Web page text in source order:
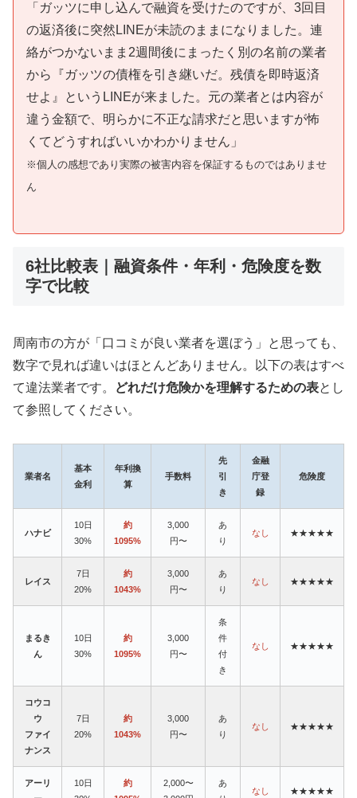
「ガッツに申し込んで融資を受けたのですが、3回目
の返済後に突然LINEが未読のままになりました。連
絡がつかないまま2週間後にまったく別の名前の業者
から『ガッツの債権を引き継いだ。残債を即時返済
せよ』というLINEが来ました。元の業者とは内容が
違う金額で、明らかに不正な請求だと思いますが怖
くてどうすればいいかわかりません」
※個人の感想であり実際の被害内容を保証するものではありませ
ん
6社比較表｜融資条件・年利・危険度を数
字で比較
周南市の方が「口コミが良い業者を選ぼう」と思っても、
数字で見れば違いはほとんどありません。以下の表はすべ
て違法業者です。
どれだけ危険かを理解するための表とし
て参照してください。
業者名
基本
金利
年利換
算
手数料
先
引
き
金融
庁登
録
危険度
ハナビ
10日
30%
約
1095%
3,000
円〜
あ
り
なし ★★★★★
レイス
7日
20%
約
1043%
3,000
円〜
あ
り
なし ★★★★★
まるき
ん
10日
30%
約
1095%
3,000
円〜
条
件
付
き
なし ★★★★★
コウコ
ウ
ファイ
ナンス
7日
20%
約
1043%
3,000
円〜
あ
り
なし ★★★★★
アーリ
10日
約
2,000〜
あ
なし ★★★★★